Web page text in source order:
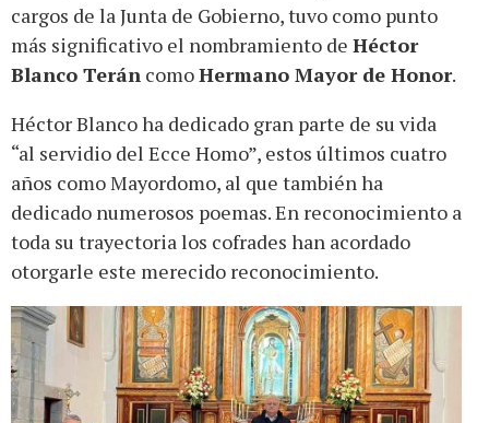
cargos de la Junta de Gobierno, tuvo como punto
más significativo el nombramiento de Héctor
Blanco Terán comoHermano Mayor de Honor.
Héctor Blanco ha dedicado gran parte de su vida
“al servidio del Ecce Homo”, estos últimos cuatro
años como Mayordomo, al que también ha
dedicado numerosos poemas. En reconocimiento a
toda su trayectoria los cofrades han acordado
otorgarle este merecido reconocimiento.